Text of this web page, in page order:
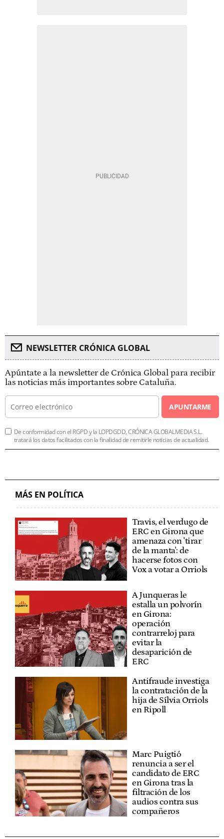
NEWSLETTER CRÓNICA GLOBAL
Apúntate a la newsletter de Crónica Global para recibir
las noticias más importantes sobre Cataluña.
APUNTARME
De conformidad con el RGPD y la LOPDGDD, CRÓNICA GLOBALMEDIA S.L.
tratará los datos facilitados con la finalidad de remitirle noticias de actualidad.
MÁS EN POLÍTICA
Travis, el verdugo de
ERC en Girona que
amenaza con 'tirar
de la manta': de
hacerse fotos con
Vox a votar a Orriols
A Junqueras le
estalla un polvorín
en Girona:
operación
contrarreloj para
evitar la
desaparición de
ERC
Antifraude investiga
la contratación de la
hija de Sílvia Orriols
en Ripoll
Marc Puigtió
renuncia a ser el
candidato de ERC
en Girona tras la
filtración de los
audios contra sus
compañeros